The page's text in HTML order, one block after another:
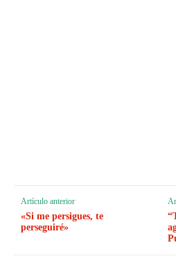
Artículo anterior
«Si me persigues, te
perseguiré»